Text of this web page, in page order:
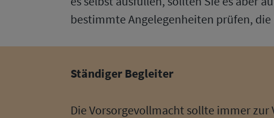
bestimmte Angelegenheiten prüfen,
Ständiger Begleiter
Die Vorsorgevollmacht sollte immer zur